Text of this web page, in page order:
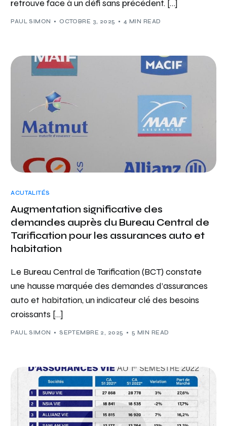
retrouve face à un défi sans précédent. […]
PAUL SIMON OCTOBRE 3, 2025 4 MIN READ
ACUTALITÉS
Augmentation significative des
demandes auprès du Bureau Central de
Tarification pour les assurances auto et
habitation
Le Bureau Central de Tarification (BCT) constate
une hausse marquée des demandes d’assurances
auto et habitation, un indicateur clé des besoins
croissants […]
PAUL SIMON SEPTEMBRE 2, 2025 5 MIN READ